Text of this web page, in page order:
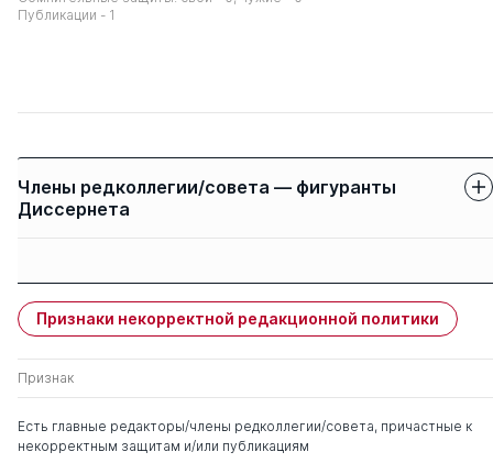
Публикации - 1
Члены редколлегии/совета — фигуранты
Диссернета
Суслов Юрий
Евгеньевич
д. э.н. 0 1
Признаки некорректной редакционной политики
Признак
Есть главные редакторы/члены редколлегии/совета, причастные к
некорректным защитам и/или публикациям